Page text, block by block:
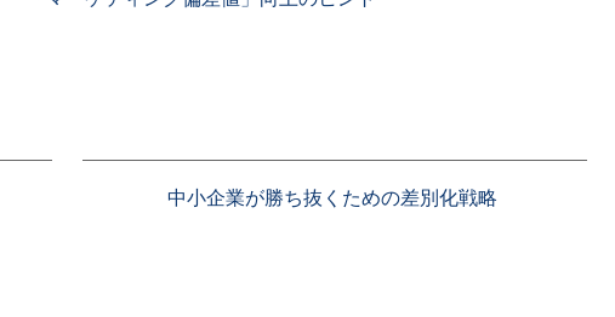
中小企業が勝ち抜くための差別化戦略